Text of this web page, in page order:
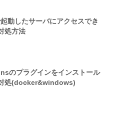
動したサーバにアクセスでき
処方法
のプラグインをインストール
処(docker&windows)